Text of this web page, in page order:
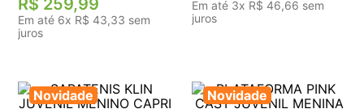
Em até 6x R$ 43,33 sem
juros
Em até 3x R$ 46,66 sem
juros
Novidade Novidade